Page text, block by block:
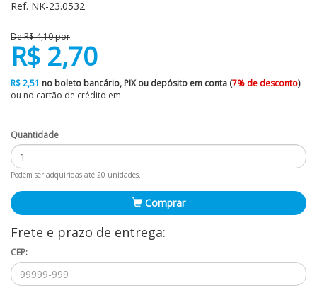
Ref. NK-23.0532
De R$ 4,10 por
R$ 2,70
R$ 2,51 no boleto bancário, PIX ou depósito em conta (7% de desconto)
ou no cartão de crédito em:
Quantidade
Podem ser adquiridas até 20 unidades.
Comprar
Frete e prazo de entrega:
CEP: